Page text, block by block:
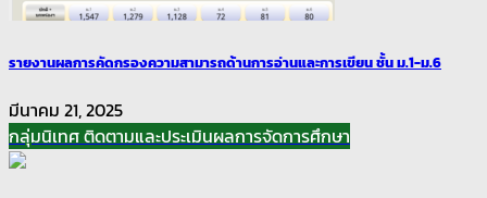
รายงานผลการคัดกรองความสามารถด้านการอ่านและการเขียน ชั้น ม.1-ม.6
มีนาคม 21, 2025
กลุ่มนิเทศ ติดตามและประเมินผลการจัดการศึกษา